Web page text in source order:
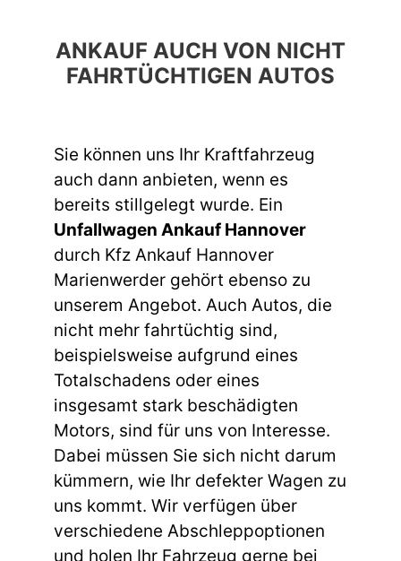
ANKAUF AUCH VON NICHT
FAHRTÜCHTIGEN AUTOS
Sie können uns Ihr Kraftfahrzeug
auch dann anbieten, wenn es
bereits stillgelegt wurde. Ein
Unfallwagen Ankauf Hannover
durch Kfz Ankauf Hannover
Marienwerder gehört ebenso zu
unserem Angebot. Auch Autos, die
nicht mehr fahrtüchtig sind,
beispielsweise aufgrund eines
Totalschadens oder eines
insgesamt stark beschädigten
Motors, sind für uns von Interesse.
Dabei müssen Sie sich nicht darum
kümmern, wie Ihr defekter Wagen zu
uns kommt. Wir verfügen über
verschiedene Abschleppoptionen
und holen Ihr Fahrzeug gerne bei